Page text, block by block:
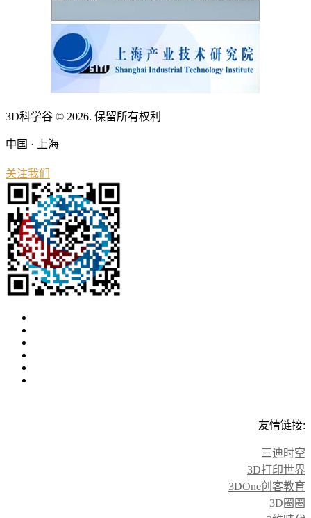
3D科学谷 © 2026. 保留所有权利
中国 · 上海
关注我们
友情链接:
三迪时空
3D打印世界
3DOne创客教育
3D圈圈